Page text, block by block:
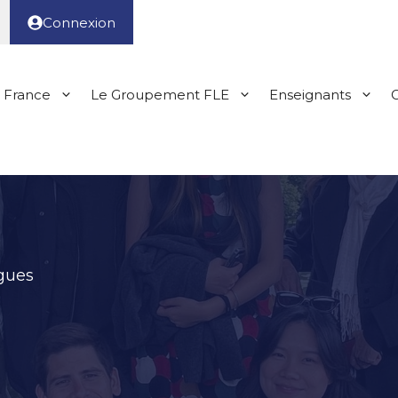
Connexion
France Le Groupement FLE Enseignants